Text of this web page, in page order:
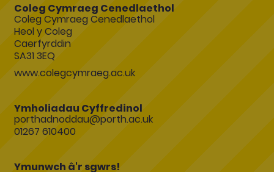
Coleg Cymraeg Cenedlaethol
Coleg Cymraeg Cenedlaethol
Heol y Coleg
Caerfyrddin
SA31 3EQ
www.colegcymraeg.ac.uk
Ymholiadau Cyffredinol
porthadnoddau@porth.ac.uk
01267 610400
Ymunwch â'r sgwrs!